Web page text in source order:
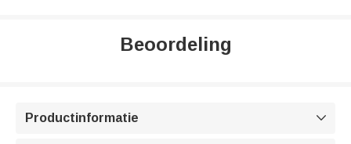
Beoordeling
Productinformatie 